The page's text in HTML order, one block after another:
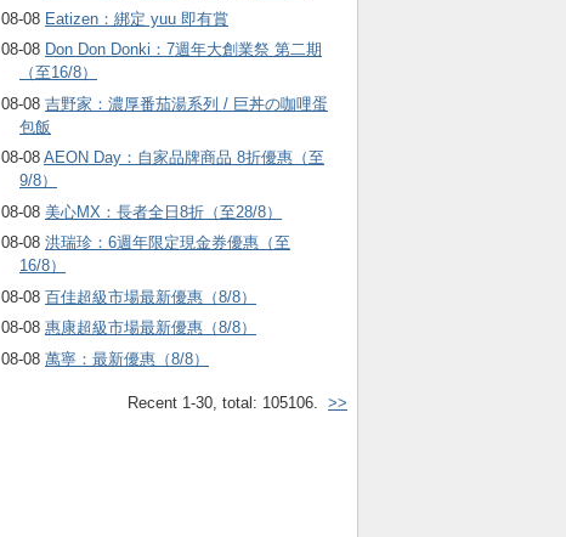
08-08 Eatizen：綁定 yuu 即有賞
08-08 Don Don Donki：7週年大創業祭 第二期
（至16/8）
08-08 吉野家：濃厚番茄湯系列 / 巨丼の咖哩蛋
包飯
08-08 AEON Day：自家品牌商品 8折優惠（至
9/8）
08-08 美心MX：長者全日8折（至28/8）
08-08 洪瑞珍：6週年限定現金券優惠（至
16/8）
08-08 百佳超級市場最新優惠（8/8）
08-08 惠康超級市場最新優惠（8/8）
08-08 萬寧：最新優惠（8/8）
Recent 1-30, total: 105106. >>